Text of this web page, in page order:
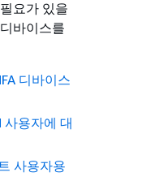
요가 있을
바이스를
디바이스
사용자에 대
사용자용